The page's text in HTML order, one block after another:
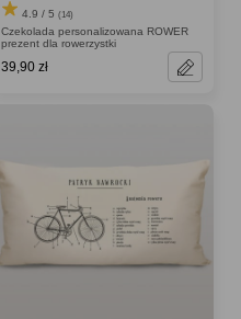
4.9 / 5 (14)
Czekolada personalizowana ROWER
prezent dla rowerzystki
39,90 zł